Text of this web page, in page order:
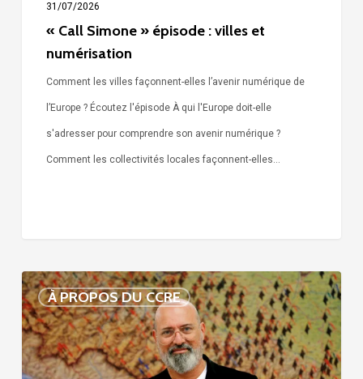
31/07/2026
« Call Simone » épisode : villes et
numérisation
Comment les villes façonnent-elles l’avenir numérique de
l’Europe ? Écoutez l'épisode À qui l'Europe doit-elle
s'adresser pour comprendre son avenir numérique ?
Comment les collectivités locales façonnent-elles…
À PROPOS DU CCRE
Voix
de
nos
75